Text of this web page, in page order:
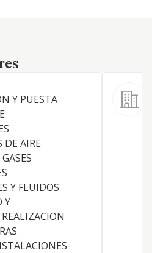
Y PUESTA
DE AIRE
Y FLUIDOS
Y